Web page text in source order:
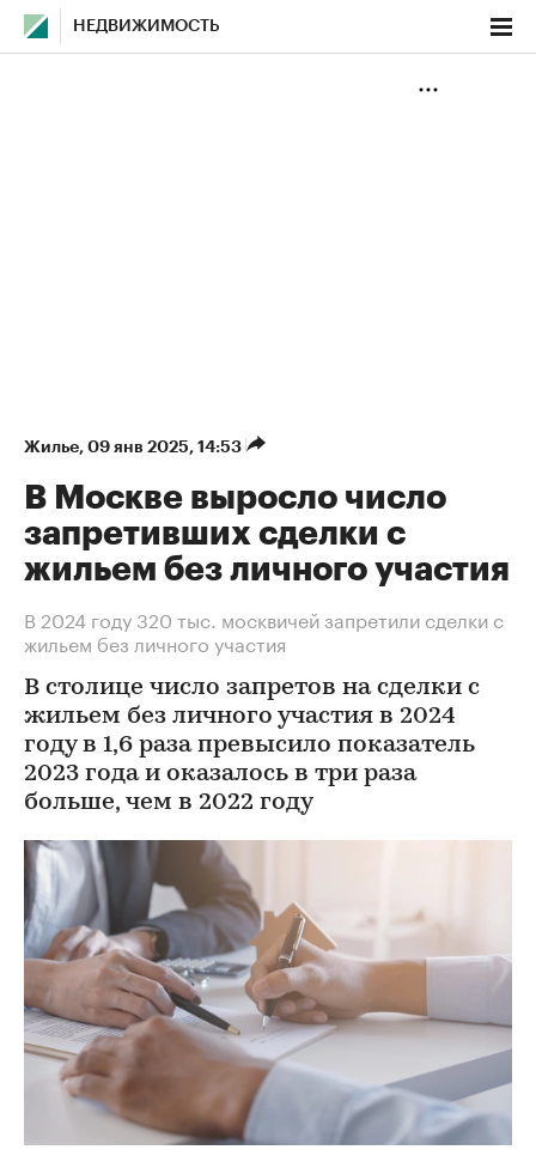
НЕДВИЖИМОСТЬ
Жилье⁠, 09 янв 2025, 14:53
В Москве выросло число
запретивших сделки с
жильем без личного участия
В 2024 году 320 тыс. москвичей запретили сделки с
жильем без личного участия
В столице число запретов на сделки с
жильем без личного участия в 2024
году в 1,6 раза превысило показатель
2023 года и оказалось в три раза
больше, чем в 2022 году